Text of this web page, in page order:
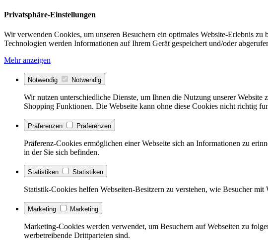
Privatsphäre-Einstellungen
Wir verwenden Cookies, um unseren Besuchern ein optimales Website-Erlebnis
Technologien werden Informationen auf Ihrem Gerät gespeichert und/oder
Mehr anzeigen
Notwendig Notwendig
Wir nutzen unterschiedliche Dienste, um Ihnen die Nutzung unserer
Shopping Funktionen. Die Webseite kann ohne diese Cookies nicht richtig
Präferenzen Präferenzen
Präferenz-Cookies ermöglichen einer Webseite sich an Informationen zu
in der Sie sich befinden.
Statistiken Statistiken
Statistik-Cookies helfen Webseiten-Besitzern zu verstehen, wie Besucher
Marketing Marketing
Marketing-Cookies werden verwendet, um Besuchern auf Webseiten zu
werbetreibende Drittparteien sind.